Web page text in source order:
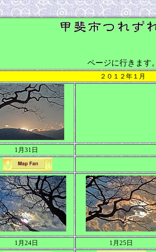
ページに行きます。
２０１２年１月
1月31日
1月24日 1月25日